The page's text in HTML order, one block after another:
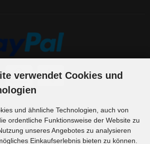
verwendet Cookies und
und ähnliche Technologien, auch von
ordentliche Funktionsweise der Website zu
unseres Angebotes zu analysieren
Einkaufserlebnis bieten zu können.